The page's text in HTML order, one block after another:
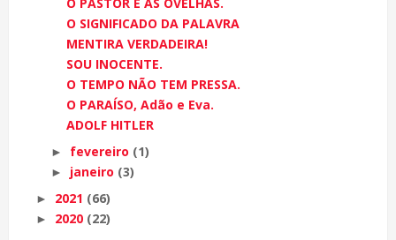
O PASTOR E AS OVELHAS.
O SIGNIFICADO DA PALAVRA
MENTIRA VERDADEIRA!
SOU INOCENTE.
O TEMPO NÃO TEM PRESSA.
O PARAÍSO, Adão e Eva.
ADOLF HITLER
► fevereiro (1)
► janeiro (3)
► 2021 (66)
► 2020 (22)